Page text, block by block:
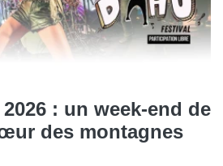
: un week-end de
des montagnes